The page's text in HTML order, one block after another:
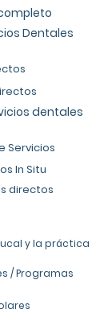
Dentales
dentales
Servicios
In Situ
directos
y la práctica
/ Programas